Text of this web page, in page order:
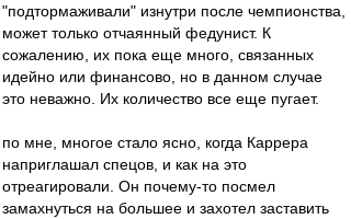
"подтормаживали" изнутри после чемпионства,
может только отчаянный федунист. К
сожалению, их пока еще много, связанных
идейно или финансово, но в данном случае
это неважно. Их количество все еще пугает.
по мне, многое стало ясно, когда Каррера
наприглашал спецов, и как на это
отреагировали. Он почему-то посмел
замахнуться на большее и захотел заставить